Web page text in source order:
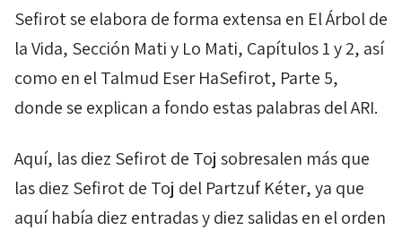
Sefirotse elabora de forma extensa en El Árbol de
la Vida, Sección Matiy Lo Mati, Capítulos 1 y 2, así
como en elTalmud Eser HaSefirot, Parte 5,
donde se explican a fondo estas palabras del ARI.
Aquí, las diez Sefirotde Toj sobresalen más que
las diez Sefirotde Toj del Partzuf Kéter, ya que
aquí había diez entradas y diez salidas en el orden